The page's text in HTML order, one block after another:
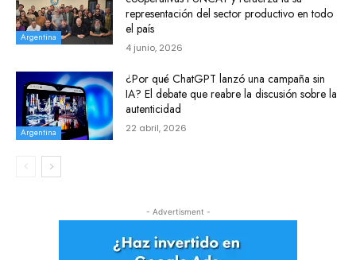
Argentina
representación del sector productivo en todo
el país
4 junio, 2026
Argentina
¿Por qué ChatGPT lanzó una campaña sin
IA? El debate que reabre la discusión sobre la
autenticidad
22 abril, 2026
- Advertisment -